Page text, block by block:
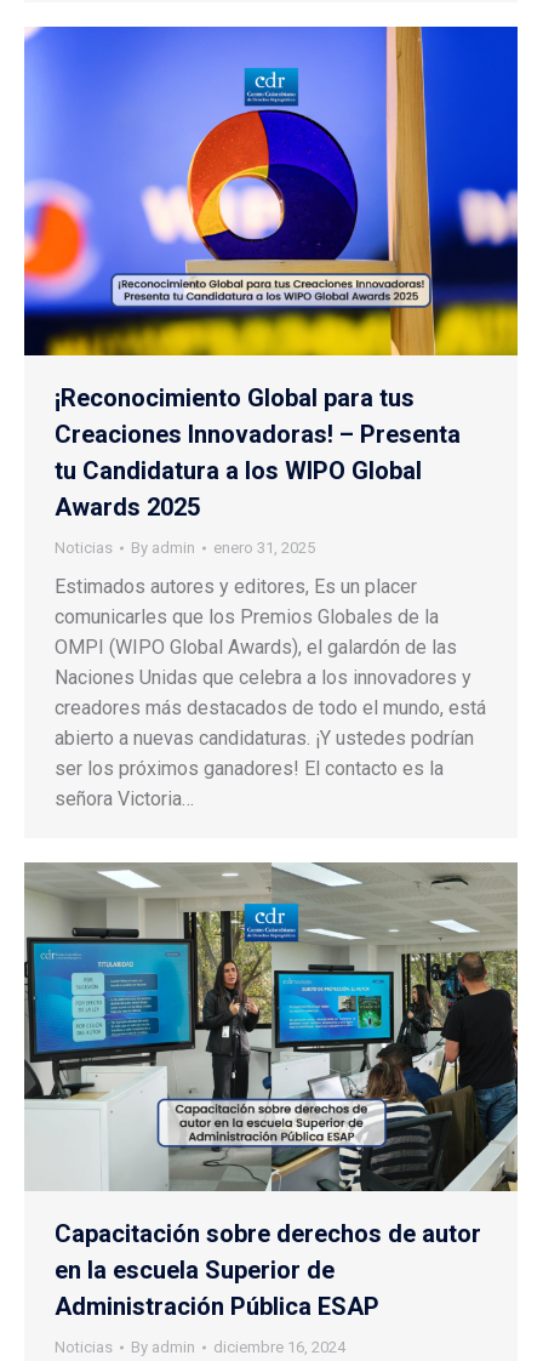
¡Reconocimiento Global para tus
Creaciones Innovadoras! – Presenta
tu Candidatura a los WIPO Global
Awards 2025
Noticias By admin enero 31, 2025
Estimados autores y editores, Es un placer
comunicarles que los Premios Globales de la
OMPI (WIPO Global Awards), el galardón de las
Naciones Unidas que celebra a los innovadores y
creadores más destacados de todo el mundo, está
abierto a nuevas candidaturas. ¡Y ustedes podrían
ser los próximos ganadores! El contacto es la
señora Victoria…
Capacitación sobre derechos de autor
en la escuela Superior de
Administración Pública ESAP
Noticias By admin diciembre 16, 2024